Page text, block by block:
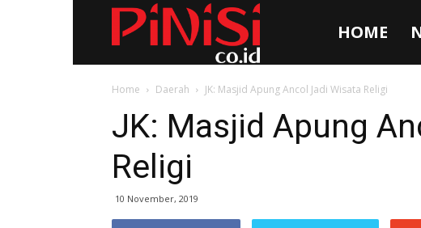
HOME
Home Daerah JK: Masjid Apung Ancol Jadi Wisata Religi
JK: Masjid Apung
Religi
10 November, 2019